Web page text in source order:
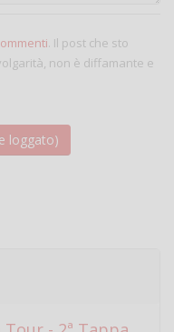
. Il post che sto
non è diffamante e